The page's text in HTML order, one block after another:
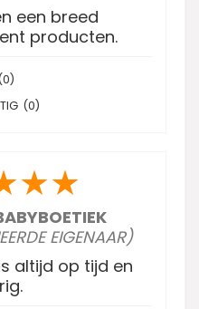
een breed
producten.
0)
(0)
★★
EIGENAAR)
altijd op tijd en